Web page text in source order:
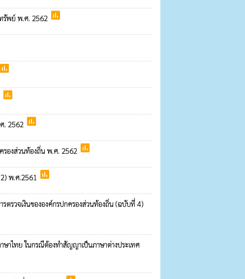
รัพย์ พ.ศ. 2562 poll
poll
poll
. 2562 poll
รองส่วนท้องถิ่น พ.ศ. 2562 poll
พ.ศ.2561 poll
ารตรวจเงินขององค์กรปกครองส่วนท้องถิ่น (ฉบับที่ 4)
าไทย ในกรณีต้องทำสัญญาเป็นภาษาต่างประเทศ